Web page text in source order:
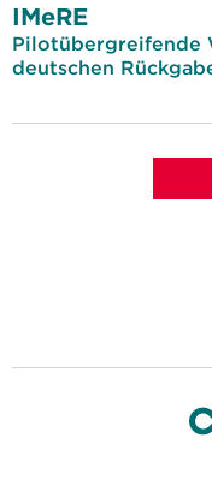
IMeRE
Pilotübergreifende
deutschen